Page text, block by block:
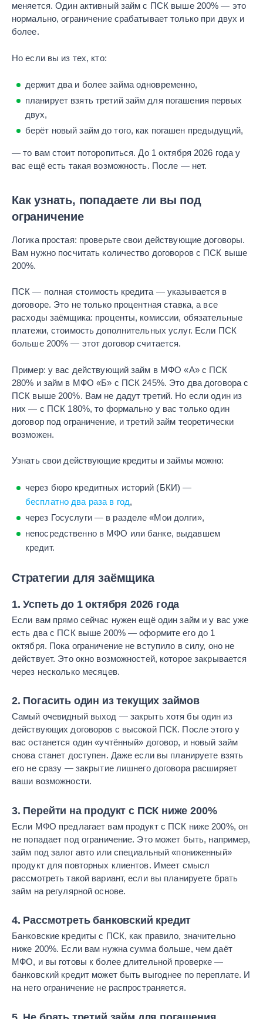
меняется. Один активный займ с ПСК выше 200% — это
нормально, ограничение срабатывает только при двух и
более.
Но если вы из тех, кто:
держит два и более займа одновременно,
планирует взять третий займ для погашения первых
двух,
берёт новый займ до того, как погашен предыдущий,
— то вам стоит поторопиться. До 1 октября 2026 года у
вас ещё есть такая возможность. После — нет.
Как узнать, попадаете ли вы под
ограничение
Логика простая: проверьте свои действующие договоры.
Вам нужно посчитать количество договоров с ПСК выше
200%.
ПСК — полная стоимость кредита — указывается в
договоре. Это не только процентная ставка, а все
расходы заёмщика: проценты, комиссии, обязательные
платежи, стоимость дополнительных услуг. Если ПСК
больше 200% — этот договор считается.
Пример: у вас действующий займ в МФО «А» с ПСК
280% и займ в МФО «Б» с ПСК 245%. Это два договора с
ПСК выше 200%. Вам не дадут третий. Но если один из
них — с ПСК 180%, то формально у вас только один
договор под ограничение, и третий займ теоретически
возможен.
Узнать свои действующие кредиты и займы можно:
через бюро кредитных историй (БКИ) —
бесплатно два раза в год,
через Госуслуги — в разделе «Мои долги»,
непосредственно в МФО или банке, выдавшем
кредит.
Стратегии для заёмщика
1. Успеть до 1 октября 2026 года
Если вам прямо сейчас нужен ещё один займ и у вас уже
есть два с ПСК выше 200% — оформите его до 1
октября. Пока ограничение не вступило в силу, оно не
действует. Это окно возможностей, которое закрывается
через несколько месяцев.
2. Погасить один из текущих займов
Самый очевидный выход — закрыть хотя бы один из
действующих договоров с высокой ПСК. После этого у
вас останется один «учтённый» договор, и новый займ
снова станет доступен. Даже если вы планируете взять
его не сразу — закрытие лишнего договора расширяет
ваши возможности.
3. Перейти на продукт с ПСК ниже 200%
Если МФО предлагает вам продукт с ПСК ниже 200%, он
не попадает под ограничение. Это может быть, например,
займ под залог авто или специальный «пониженный»
продукт для повторных клиентов. Имеет смысл
рассмотреть такой вариант, если вы планируете брать
займ на регулярной основе.
4. Рассмотреть банковский кредит
Банковские кредиты с ПСК, как правило, значительно
ниже 200%. Если вам нужна сумма больше, чем даёт
МФО, и вы готовы к более длительной проверке —
банковский кредит может быть выгоднее по переплате. И
на него ограничение не распространяется.